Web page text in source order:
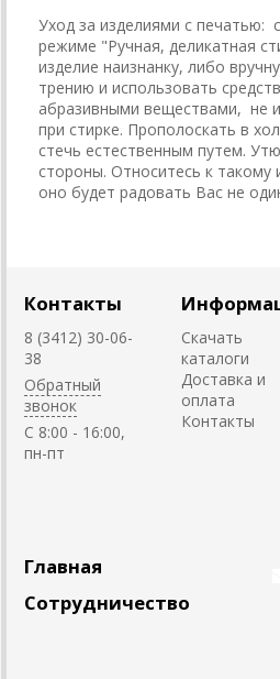
Уход за изделиями с печатью:
режиме "Ручная, деликатная
изделие наизнанку, либо
трению и использовать
абразивными веществами, не
при стирке. Прополоскать в
стечь естественным путем.
стороны. Относитесь к
оно будет радовать Вас не
Контакты
8 (3412) 30-06-
38
Обратный
звонок
C 8:00 - 16:00,
пн-пт
Скачать
каталоги
Доставка и
оплата
Контакты
Главная
Сотрудничество